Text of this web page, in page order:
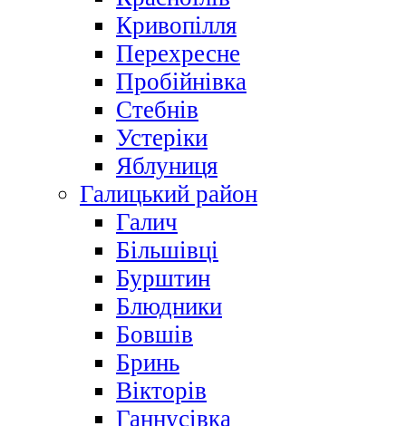
Кривопілля
Перехресне
Пробійнівка
Стебнів
Устеріки
Яблуниця
Галицький район
Галич
Більшівці
Бурштин
Блюдники
Бовшів
Бринь
Вікторів
Ганнусівка